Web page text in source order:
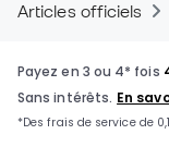
Articles officiels